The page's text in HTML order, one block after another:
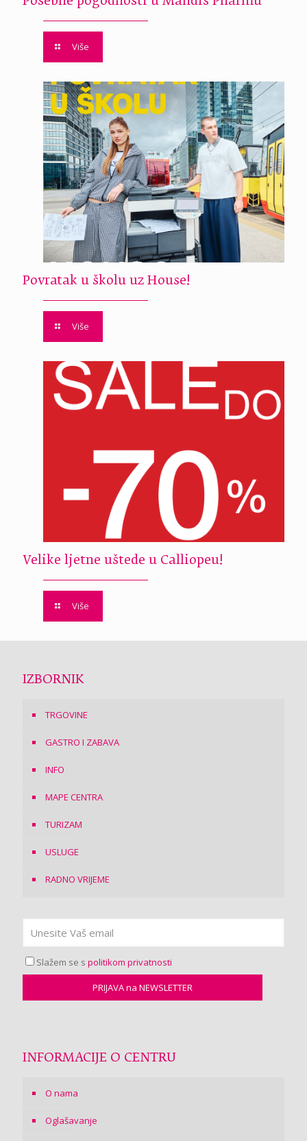
Više
Povratak u školu uz House!
Više
Velike ljetne uštede u Calliopeu!
Više
IZBORNIK
TRGOVINE
GASTRO I ZABAVA
INFO
MAPE CENTRA
TURIZAM
USLUGE
RADNO VRIJEME
Slažem se s politikom privatnosti
INFORMACIJE O CENTRU
O nama
Oglašavanje